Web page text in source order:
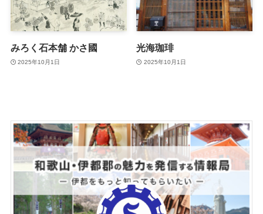
みろく石本舗 かさ國
2025年10月1日
光海珈琲
2025年10月1日